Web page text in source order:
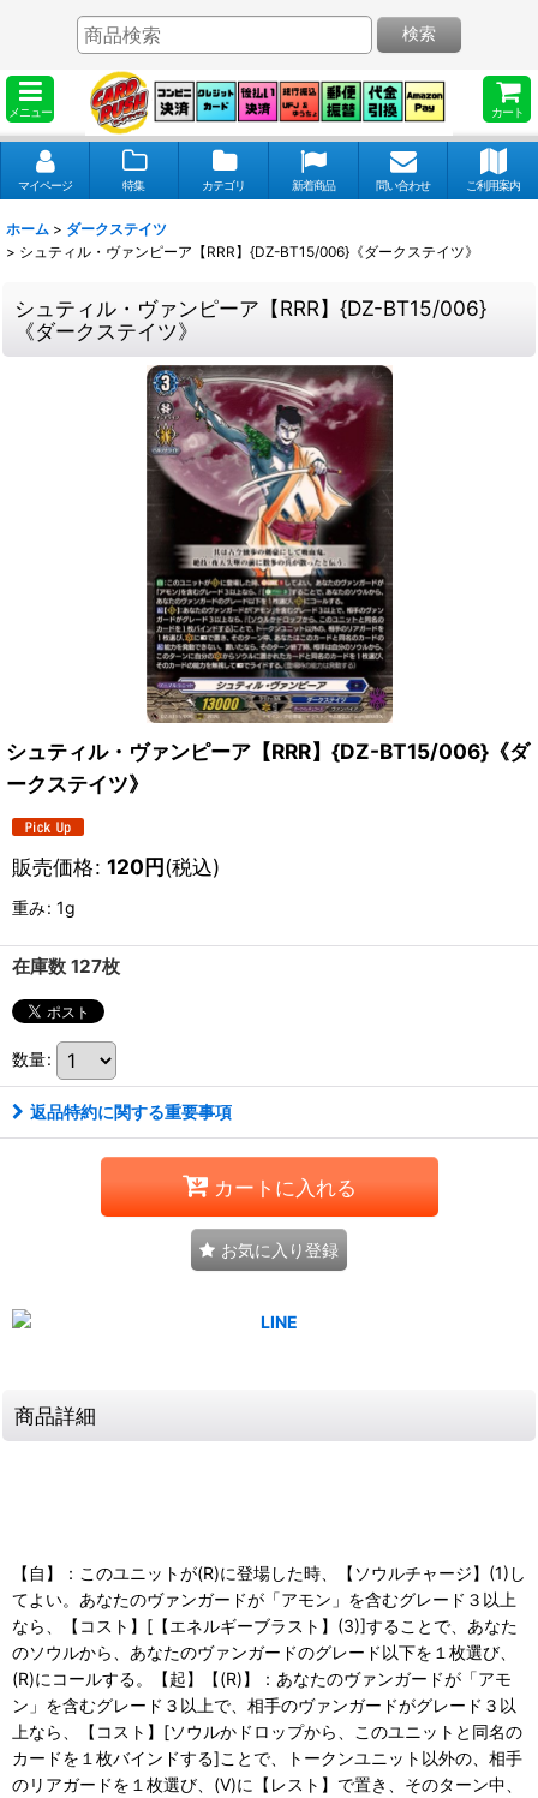
メニュー カート
検索
マイページ 特集 カテゴリ 新着商品 問い合わせ ご利用案内
ホーム > ダークステイツ
> シュティル・ヴァンピーア【RRR】{DZ-BT15/006}《ダークステイツ》
シュティル・ヴァンピーア【RRR】{DZ-BT15/006}
《ダークステイツ》
シュティル・ヴァンピーア【RRR】{DZ-BT15/006}《ダ
ークステイツ》
販売価格: 120円(税込)
重み: 1g
在庫数 127枚
数量:
返品特約に関する重要事項
カートに入れる
お気に入り登録
商品詳細
【自】：このユニットが(R)に登場した時、【ソウルチャージ】(1)し
てよい。あなたのヴァンガードが「アモン」を含むグレード３以上
なら、【コスト】[【エネルギーブラスト】(3)]することで、あなた
のソウルから、あなたのヴァンガードのグレード以下を１枚選び、
(R)にコールする。【起】【(R)】：あなたのヴァンガードが「アモ
ン」を含むグレード３以上で、相手のヴァンガードがグレード３以
上なら、【コスト】[ソウルかドロップから、このユニットと同名の
カードを１枚バインドする]ことで、トークンユニット以外の、相手
のリアガードを１枚選び、(V)に【レスト】で置き、そのターン中、